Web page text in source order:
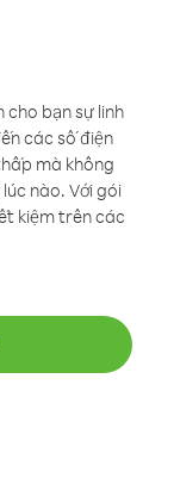
bạn sự linh
các số điện
mà không
nào. Với gói
kiệm trên các